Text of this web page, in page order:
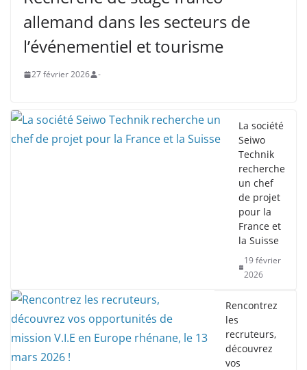
allemand dans les secteurs de
l’événementiel et tourisme
27 février 2026 -
La société
Seiwo
Technik
recherche
un chef
de projet
pour la
France et
la Suisse
19 février
2026
Rencontrez
les
recruteurs,
découvrez
vos